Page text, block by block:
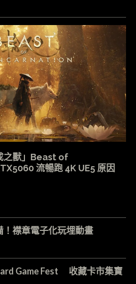
之獸」Beast of
流暢跑 4K UE5 原因
！襟章電子化玩埋動畫
Game Fest 收藏卡市集寶